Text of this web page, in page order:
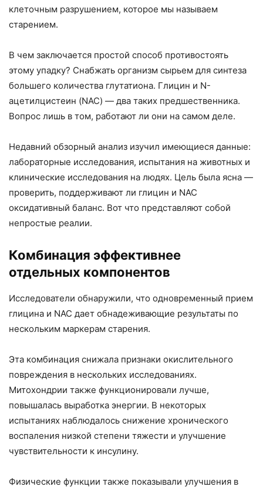
клеточным разрушением, которое мы называем
старением.
В чем заключается простой способ противостоять
этому упадку? Снабжать организм сырьем для синтеза
большего количества глутатиона. Глицин и N-
ацетилцистеин (NAC) — два таких предшественника.
Вопрос лишь в том, работают ли они на самом деле.
Недавний обзорный анализ изучил имеющиеся данные:
лабораторные исследования, испытания на животных и
клинические исследования на людях. Цель была ясна —
проверить, поддерживают ли глицин и NAC
оксидативный баланс. Вот что представляют собой
непростые реалии.
Комбинация эффективнее
отдельных компонентов
Исследователи обнаружили, что одновременный прием
глицина и NAC дает обнадеживающие результаты по
нескольким маркерам старения.
Эта комбинация снижала признаки окислительного
повреждения в нескольких исследованиях.
Митохондрии также функционировали лучше,
повышалась выработка энергии. В некоторых
испытаниях наблюдалось снижение хронического
воспаления низкой степени тяжести и улучшение
чувствительности к инсулину.
Физические функции также показывали улучшения в